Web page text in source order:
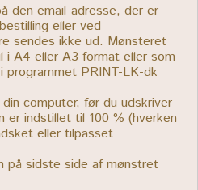
den email-adresse, der er
eller ved
sendes ikke ud. Mønsteret
i A4 eller A3 format eller som
programmet PRINT-LK-dk
computer, før du udskriver
er indstillet til 100 % (hverken
eller tilpasset
på sidste side af mønstret